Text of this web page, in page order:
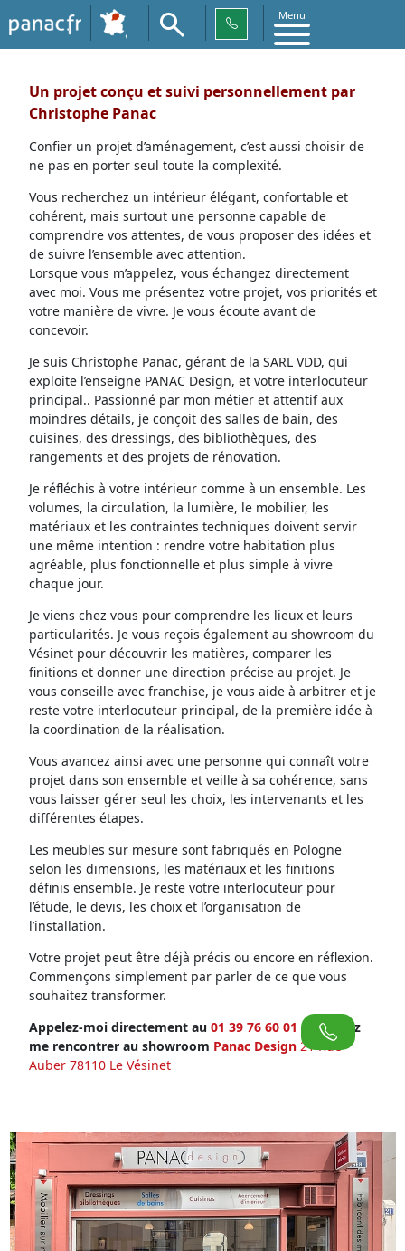
Menu
Un projet conçu et suivi personnellement par
Christophe Panac
Confier un projet d’aménagement, c’est aussi choisir de
ne pas en porter seul toute la complexité.
Vous recherchez un intérieur élégant, confortable et
cohérent, mais surtout une personne capable de
comprendre vos attentes, de vous proposer des idées et
de suivre l’ensemble avec attention.
Lorsque vous m’appelez, vous échangez directement
avec moi. Vous me présentez votre projet, vos priorités et
votre manière de vivre. Je vous écoute avant de
concevoir.
Je suis Christophe Panac, gérant de la SARL VDD, qui
exploite l’enseigne PANAC Design, et votre interlocuteur
principal.. Passionné par mon métier et attentif aux
moindres détails, je conçoit des salles de bain, des
cuisines, des dressings, des bibliothèques, des
rangements et des projets de rénovation.
Je réfléchis à votre intérieur comme à un ensemble. Les
volumes, la circulation, la lumière, le mobilier, les
matériaux et les contraintes techniques doivent servir
une même intention : rendre votre habitation plus
agréable, plus fonctionnelle et plus simple à vivre
chaque jour.
Je viens chez vous pour comprendre les lieux et leurs
particularités. Je vous reçois également au showroom du
Vésinet pour découvrir les matières, comparer les
finitions et donner une direction précise au projet. Je
vous conseille avec franchise, je vous aide à arbitrer et je
reste votre interlocuteur principal, de la première idée à
la coordination de la réalisation.
Vous avancez ainsi avec une personne qui connaît votre
projet dans son ensemble et veille à sa cohérence, sans
vous laisser gérer seul les choix, les intervenants et les
différentes étapes.
Les meubles sur mesure sont fabriqués en Pologne
selon les dimensions, les matériaux et les finitions
définis ensemble. Je reste votre interlocuteur pour
l’étude, le devis, les choix et l’organisation de
l’installation.
Votre projet peut être déjà précis ou encore en réflexion.
Commençons simplement par parler de ce que vous
souhaitez transformer.
Appelez-moi directement au 01 39 76 60 01 ou venez
me rencontrer au showroom Panac Design 21 Rue
Auber 78110 Le Vésinet